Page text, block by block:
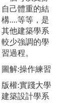
瞭解學生專業
所學應用能力
與溝通整合能
力。植栽設計
課程或大三設
計皆有不同尺
度或議題學習
操作。https://w
ww.youtube.co
自己體重的結
構....等等，是
其他建築學系
較少強調的學
習過程。
圖解:操作練習
版權:實踐大學
建築設計學系